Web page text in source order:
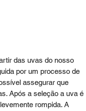
das uvas do nosso
por um processo de
assegurar que
Após a seleção a uva é
rompida. A